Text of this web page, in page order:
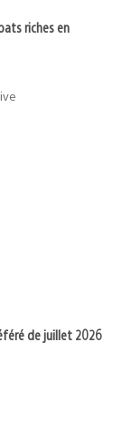
riches en
de juillet 2026